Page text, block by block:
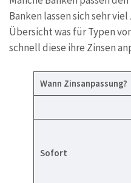
Banken lassen sich sehr
Übersicht was für Typen
schnell diese ihre Zinsen
Wann Zinsanpassung?
Sofort